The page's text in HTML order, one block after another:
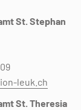
St. Stephan
leuk.ch
St. Theresia